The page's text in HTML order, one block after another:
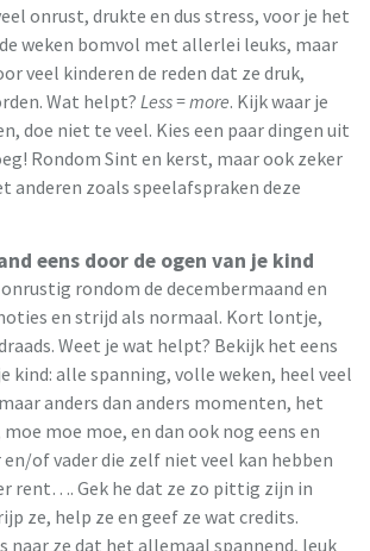
onrust, drukte en dus stress, voor je het
weken bomvol met allerlei leuks, maar
veel kinderen de reden dat ze druk,
Wat helpt? Less = more. Kijk waar je
doe niet te veel. Kies een paar dingen uit
Rondom Sint en kerst, maar ook zeker
anderen zoals speelafspraken deze
eens door de ogen van je kind
rondom de decembermaand en
en strijd als normaal. Kort lontje,
Weet je wat helpt? Bekijk het eens
kind: alle spanning, volle weken, heel veel
anders dan anders momenten, het
moe moe, en dan ook nog eens en
of vader die zelf niet veel kan hebben
rent…. Gek he dat ze zo pittig zijn in
ze, help ze en geef ze wat credits.
naar ze dat het allemaal spannend, leuk